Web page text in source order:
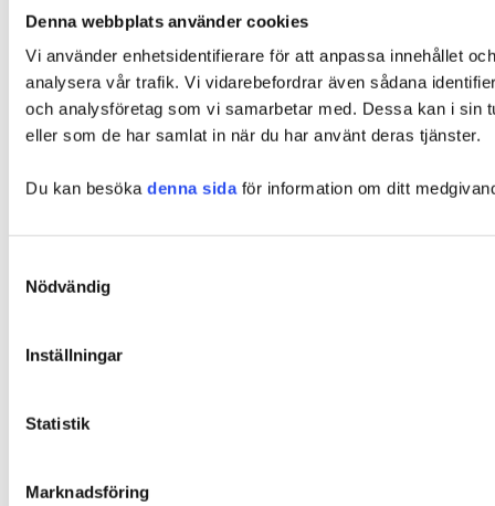
Denna webbplats använder cookies
Vi använder enhetsidentifierare för att anpassa innehållet
analysera vår trafik. Vi vidarebefordrar även sådana
och analysföretag som vi samarbetar med. Dessa kan i sin
eller som de har samlat in när du har använt deras tjänster.
Du kan besöka denna sidaför information om ditt
Nödvändig
Inställningar
Statistik
Marknadsföring